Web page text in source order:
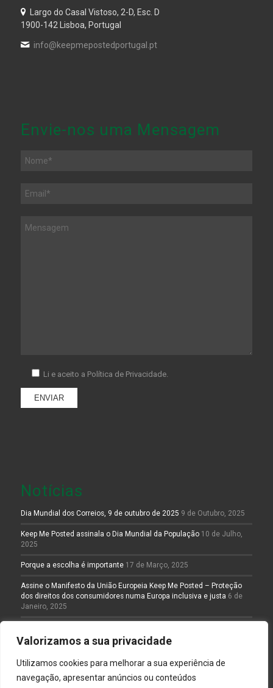
Valorizamos a sua privacidade
Utilizamos cookies para melhorar a sua experiência de
navegação, apresentar anúncios ou conteúdos
Largo do Casal Vistoso, 2-D, Esc. D
1900-142 Lisboa, Portugal
info@keepmepostedportugal.pt
Envie-nos uma Mensagem
Li e aceito a Política de Privacidade.
Notícias
Dia Mundial dos Correios, 9 de outubro de 2025 9 de Outubro, 2025
Keep Me Posted assinala o Dia Mundial da População 10 de Julho,
2025
Porque a escolha é importante 17 de Março, 2025
Assine o Manifesto da União Europeia Keep Me Posted – Proteção
dos direitos dos consumidores numa Europa inclusiva e justa 6 de
Janeiro, 2025
>> Ver mais